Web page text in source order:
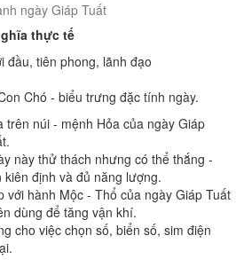
ngày Giáp Tuất
thực tế
đầu, tiên phong, lãnh đạo
Chó - biểu trưng đặc tính ngày.
trên núi - mệnh Hỏa của ngày Giáp
này thử thách nhưng có thể thắng -
kiên định và đủ năng lượng.
với hành Mộc - Thổ của ngày Giáp Tuất
dùng để tăng vận khí.
cho việc chọn số, biển số, sim điện